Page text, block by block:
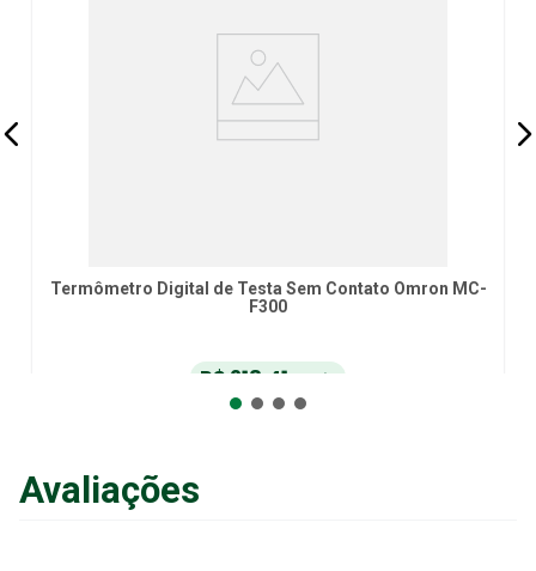
Termômetro Digital de Testa Sem Contato Omron MC-
F300
R$218,41no Pix
229,90em até
Adicionar ao Carrinho
Avaliações